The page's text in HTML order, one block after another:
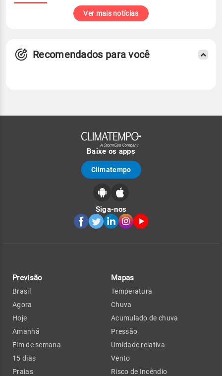
Ver mais notícias
Recomendados para você
Baixe os apps
Climatempo
Siga-nos
Previsão
Brasil
Agora
Hoje
Amanhã
Fim de semana
15 dias
Praias
Mapas
Temperatura
Chuva
Acumulado de chuva
Pressão
Umidade relativa
Vento
Risco de Incêndio